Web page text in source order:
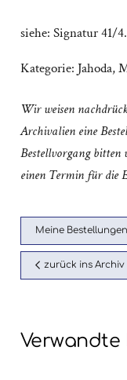
siehe: Signatur 41/
Kategorie: Jahoda,
Wir weisen
Archivalien eine
Bestellvorgang bitten
einen Termin für die
Meine Bestellungen
zurück ins Archiv
Verwandte